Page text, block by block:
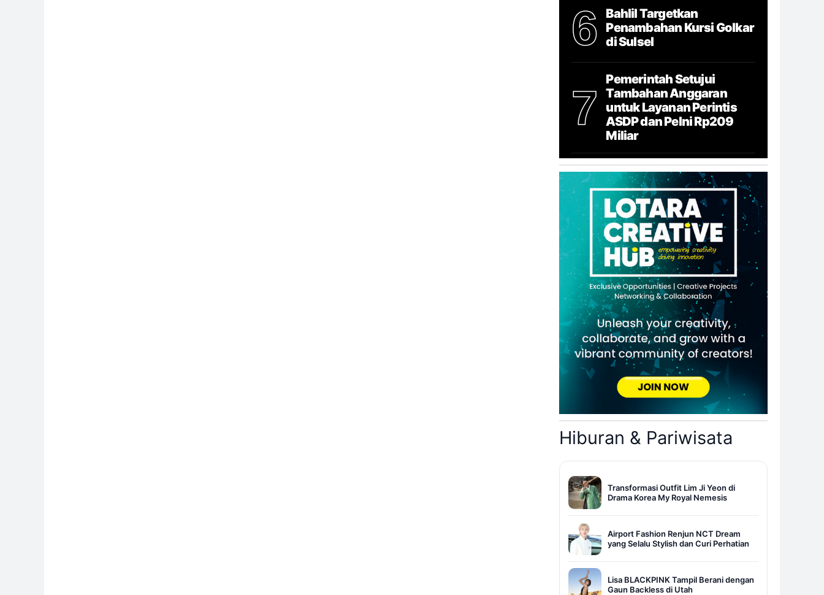
6
Bahlil Targetkan
Penambahan Kursi Golkar
di Sulsel
7
Pemerintah Setujui
Tambahan Anggaran
untuk Layanan Perintis
ASDP dan Pelni Rp209
Miliar
Hiburan & Pariwisata
Transformasi Outfit Lim Ji Yeon di
Drama Korea My Royal Nemesis
Airport Fashion Renjun NCT Dream
yang Selalu Stylish dan Curi Perhatian
Lisa BLACKPINK Tampil Berani dengan
Gaun Backless di Utah